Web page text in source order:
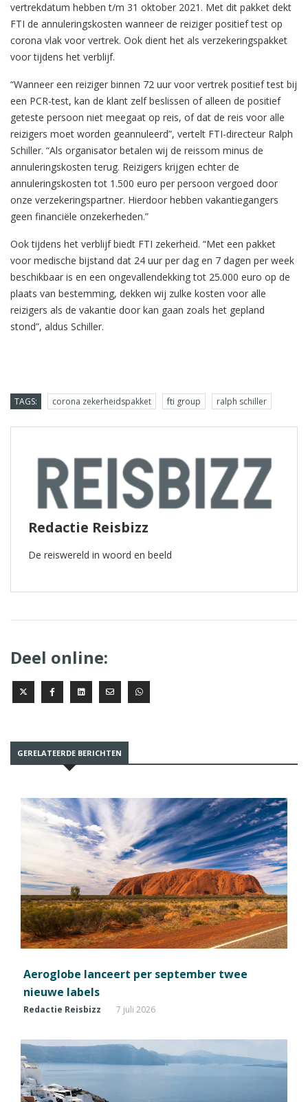
vertrekdatum hebben t/m 31 oktober 2021. Met dit pakket dekt
FTI de annuleringskosten wanneer de reiziger positief test op
corona vlak voor vertrek. Ook dient het als verzekeringspakket
voor tijdens het verblijf.
“Wanneer een reiziger binnen 72 uur voor vertrek positief test bij
een PCR-test, kan de klant zelf beslissen of alleen de positief
geteste persoon niet meegaat op reis, of dat de reis voor alle
reizigers moet worden geannuleerd”, vertelt FTI-directeur Ralph
Schiller. “Als organisator betalen wij de reissom minus de
annuleringskosten terug. Reizigers krijgen echter de
annuleringskosten tot 1.500 euro per persoon vergoed door
onze verzekeringspartner. Hierdoor hebben vakantiegangers
geen financiële onzekerheden.”
Ook tijdens het verblijf biedt FTI zekerheid. “Met een pakket
voor medische bijstand dat 24 uur per dag en 7 dagen per week
beschikbaar is en een ongevallendekking tot 25.000 euro op de
plaats van bestemming, dekken wij zulke kosten voor alle
reizigers als de vakantie door kan gaan zoals het gepland
stond”, aldus Schiller.
TAGS: corona zekerheidspakket fti group ralph schiller
Redactie Reisbizz
De reiswereld in woord en beeld
Deel online:
GERELATEERDE BERICHTEN
Aeroglobe lanceert per september twee
nieuwe labels
Redactie Reisbizz 7 juli 2026